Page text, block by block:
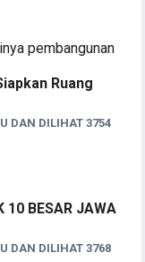
Ruang
DAN DILIHAT 3754
10 BESAR JAWA
DAN DILIHAT 3768